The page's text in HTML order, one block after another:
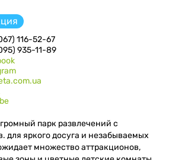
116-52-67
935-11-89
парк развлечений с
для яркого досуга и незабываемых
множество аттракционов,